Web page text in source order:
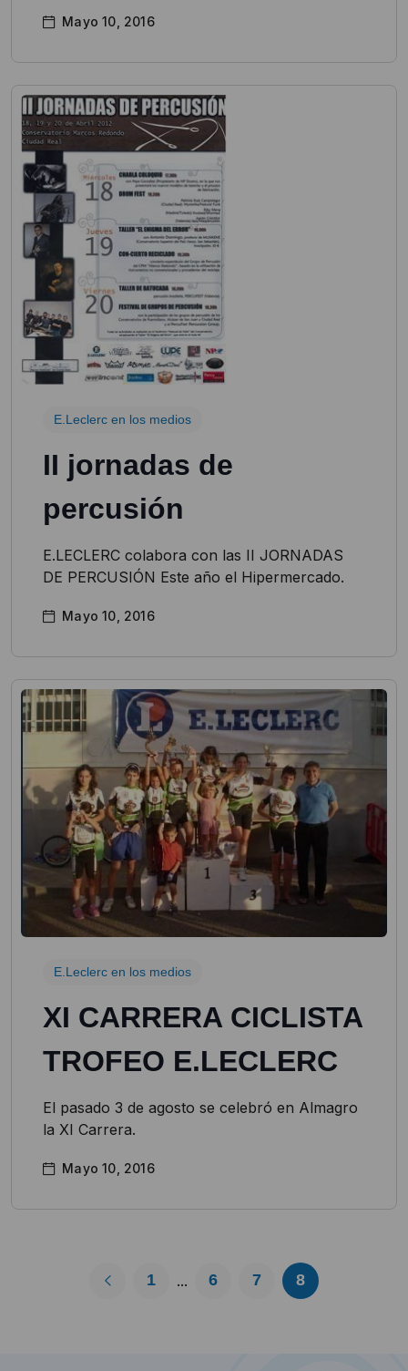
Mayo 10, 2016
E.Leclerc en los medios
II jornadas de
percusión
E.LECLERC colabora con las II JORNADAS
DE PERCUSIÓN Este año el Hipermercado.
Mayo 10, 2016
E.Leclerc en los medios
XI CARRERA CICLISTA
TROFEO E.LECLERC
El pasado 3 de agosto se celebró en Almagro
la XI Carrera.
Mayo 10, 2016
1 ... 6 7 8